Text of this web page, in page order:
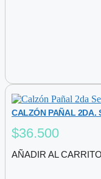
$36.500
AÑADIR AL CARRITO